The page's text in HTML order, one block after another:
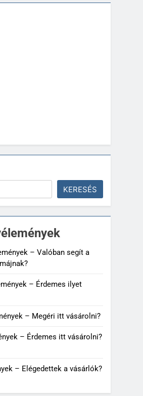
KERESÉS
– Valóban segít a
– Érdemes ilyet
– Megéri itt vásárolni?
– Érdemes itt vásárolni?
– Elégedettek a vásárlók?